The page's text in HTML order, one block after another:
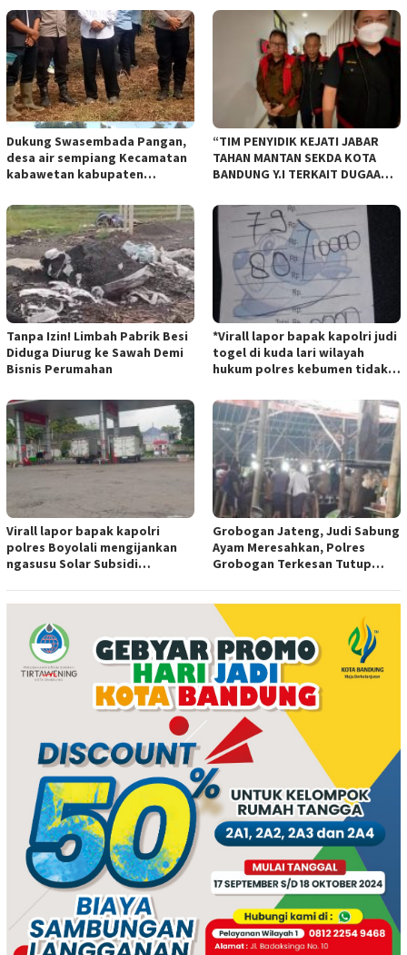
Dukung Swasembada Pangan,
desa air sempiang Kecamatan
kabawetan kabupaten
28 mei 2025
“TIM PENYIDIK KEJATI JABAR
TAHAN MANTAN SEKDA KOTA
BANDUNG Y.I TERKAIT DUGAAN
BANDUNG”.
Tanpa Izin! Limbah Pabrik Besi
Diduga Diurug ke Sawah Demi
Bisnis Perumahan
*Virall lapor bapak kapolri judi
togel di kuda lari wilayah
hukum polres kebumen tidak
Virall lapor bapak kapolri
polres Boyolali mengijankan
ngasusu Solar Subsidi
polres Boyolali tutup mata
Grobogan Jateng, Judi Sabung
Ayam Meresahkan, Polres
Grobogan Terkesan Tutup